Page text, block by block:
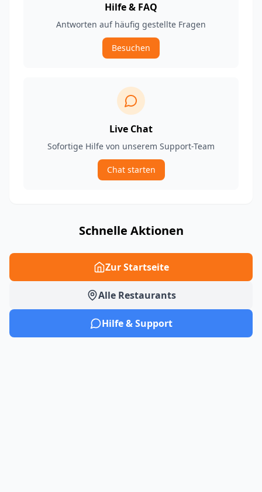
Hilfe & FAQ
Antworten auf häufig gestellte Fragen
Besuchen
Live Chat
Sofortige Hilfe von unserem Support-Team
Chat starten
Schnelle Aktionen
Zur Startseite
Alle Restaurants
Hilfe & Support